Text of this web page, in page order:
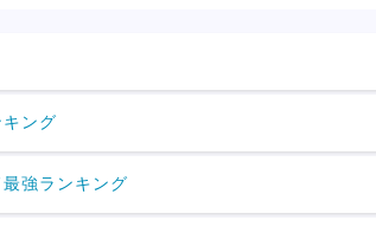
ング
強ランキング